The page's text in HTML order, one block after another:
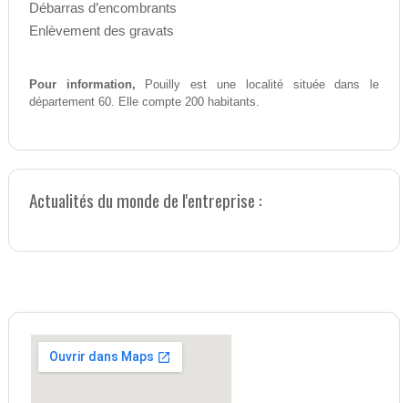
Débarras d’encombrants
Enlèvement des gravats
Pour information, Pouilly est une localité située dans le
département 60. Elle compte 200 habitants.
Actualités du monde de l'entreprise :